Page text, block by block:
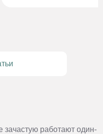
обладает головка.
полового акта
зачастую работают один‐